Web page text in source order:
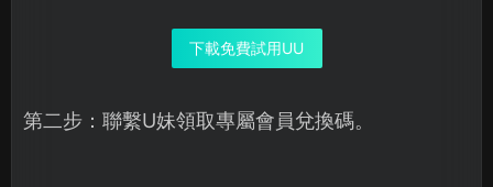
下載免費試用UU
第二步：聯繫U妹領取專屬會員兌換碼。